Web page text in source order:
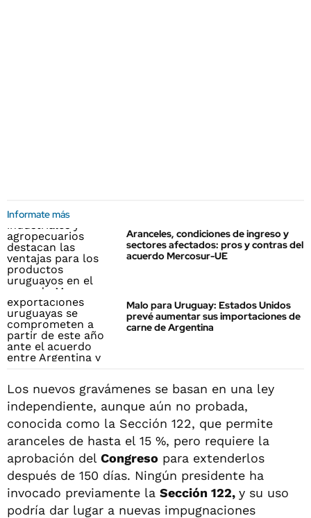
Informate más
Aranceles, condiciones de ingreso y
sectores afectados: pros y contras del
acuerdo Mercosur-UE
Malo para Uruguay: Estados Unidos
prevé aumentar sus importaciones de
carne de Argentina
Los nuevos gravámenes se basan en una ley
independiente, aunque aún no probada,
conocida como la Sección 122, que permite
aranceles de hasta el 15 %, pero requiere la
aprobación del Congreso para extenderlos
después de 150 días. Ningún presidente ha
invocado previamente la Sección 122, y su uso
podría dar lugar a nuevas impugnaciones